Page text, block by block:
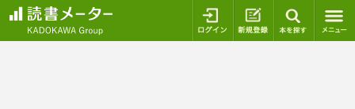
ログイン 新規登録